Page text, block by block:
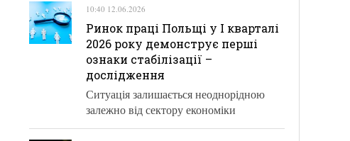
10:40 12.06.2026
Ринок праці Польщі у І кварталі
2026 року демонструє перші
ознаки стабілізації –
дослідження
Ситуація залишається неоднорідною
залежно від сектору економіки